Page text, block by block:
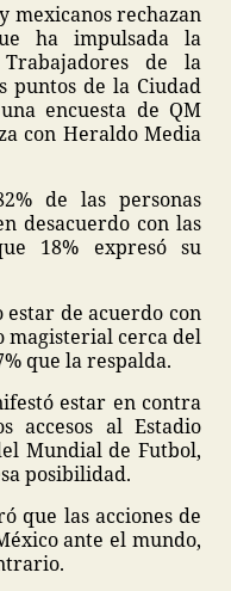
mexicanos rechazan
ha impulsada la
de la
puntos de la Ciudad
encuesta de QM
con Heraldo Media
de las personas
desacuerdo con las
18% expresó su
de acuerdo con
magisterial cerca del
que la respalda.
estar en contra
accesos al Estadio
Mundial de Futbol,
posibilidad.
que las acciones de
ante el mundo,